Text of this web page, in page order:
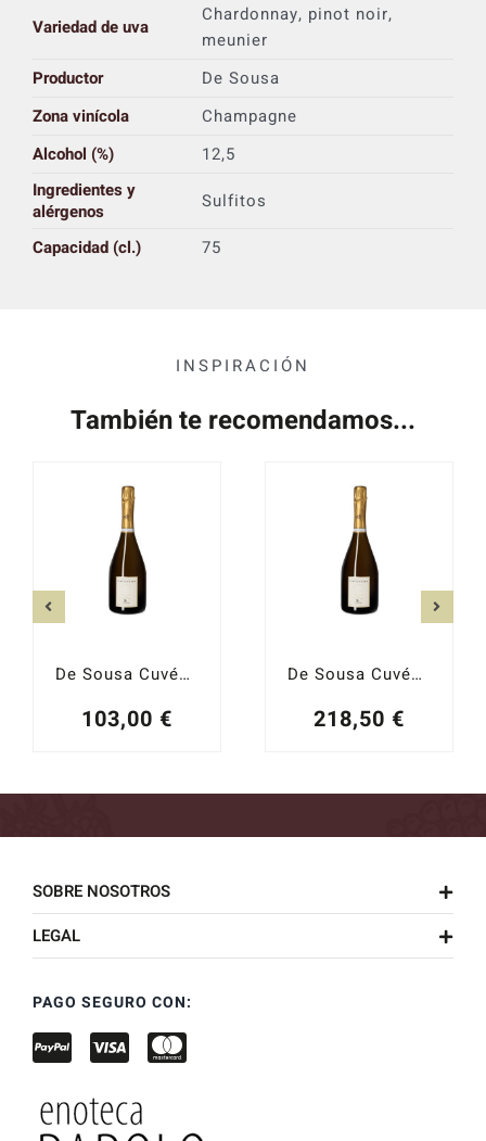
Variedad de uva
Chardonnay, pinot noir,
meunier
Productor
De Sousa
Zona vinícola
Champagne
Alcohol (%)
12,5
Ingredientes y
alérgenos
Sulfitos
Capacidad (cl.)
75
INSPIRACIÓN
También te recomendamos...
De Sousa Cuvée des Caudalies Extra-Brut
103,00 €
De Sousa Cuvée des Caudalies Vintage 2012 Extra-Brut Le Mesnil Les Chétillons
218,50 €
SOBRE NOSOTROS
LEGAL
PAGO SEGURO CON: